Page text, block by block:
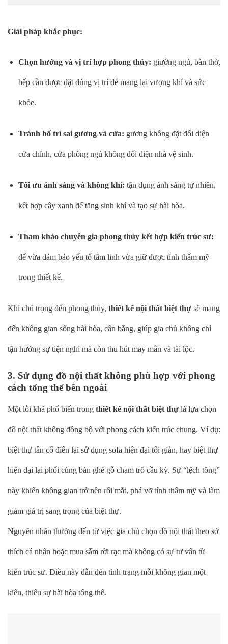
Giải pháp khắc phục:
Chọn hướng và vị trí hợp phong thủy: giường ngủ, bàn thờ,
bếp cần được đặt đúng vị trí để mang lại vượng khí và sức
khỏe.
Tránh bố trí sai gương và cửa: gương không đặt đối diện
cửa chính, cửa phòng ngủ không đối diện nhà vệ sinh.
Tối ưu ánh sáng và không khí: tận dụng ánh sáng tự nhiên,
kết hợp cây xanh để tăng sinh khí và tạo sự hài hòa.
Tham khảo chuyên gia phong thủy kết hợp kiến trúc sư:
để vừa đảm bảo yếu tố tâm linh vừa giữ được tính thẩm mỹ
trong thiết kế.
Khi chú trọng đến phong thủy, thiết kế nội thất biệt thự sẽ mang
đến không gian sống hài hòa, cân bằng, giúp gia chủ không chỉ
tận hưởng sự tiện nghi mà còn thu hút may mắn và tài lộc.
3. Sử dụng đồ nội thất không phù hợp với phong
cách tổng thể bên ngoài
Một lỗi khá phổ biến trong thiết kế nội thất biệt thự là lựa chọn
đồ nội thất không đồng bộ với phong cách kiến trúc chung. Ví dụ:
biệt thự tân cổ điển lại sử dụng sofa hiện đại tối giản, hay biệt thự
hiện đại lại phối cùng bàn ghế gỗ chạm trổ cầu kỳ. Sự “lệch tông”
này khiến không gian trở nên rối mắt, phá vỡ tính thẩm mỹ và làm
giảm giá trị sang trọng của biệt thự.
Nguyên nhân thường đến từ việc gia chủ chọn đồ nội thất theo sở
thích cá nhân hoặc mua sắm rời rạc mà không có sự tư vấn từ
kiến trúc sư. Điều này dẫn đến tình trạng mỗi không gian một
kiểu, thiếu sự hài hòa tổng thể.